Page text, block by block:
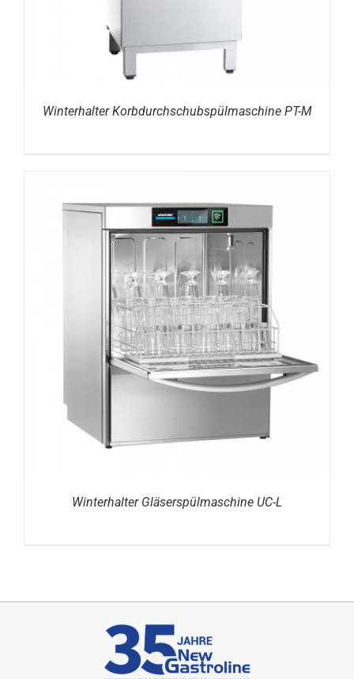
Winterhalter Korbdurchschubspülmaschine PT-M
DETAILS
Winterhalter Gläserspülmaschine UC-L